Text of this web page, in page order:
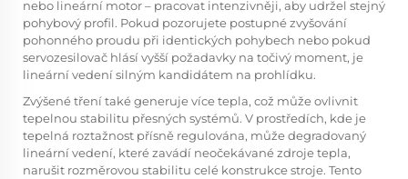
nebo lineární motor – pracovat intenzivněji, aby udržel stejný
pohybový profil. Pokud pozorujete postupné zvyšování
pohonného proudu při identických pohybech nebo pokud
servozesilovač hlásí vyšší požadavky na točivý moment, je
lineární vedení silným kandidátem na prohlídku.
Zvýšené tření také generuje více tepla, což může ovlivnit
tepelnou stabilitu přesných systémů. V prostředích, kde je
tepelná roztažnost přísně regulována, může degradovaný
lineární vedení, které zavádí neočekávané zdroje tepla,
narušit rozměrovou stabilitu celé konstrukce stroje. Tento